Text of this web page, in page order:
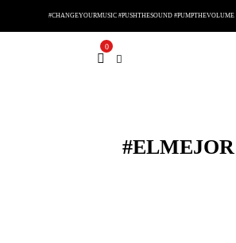
#CHANGEYOURMUSIC #PUSHTHESOUND
0
#ELMEJOR